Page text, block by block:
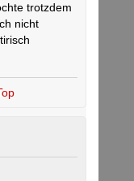
trotzdem
nicht